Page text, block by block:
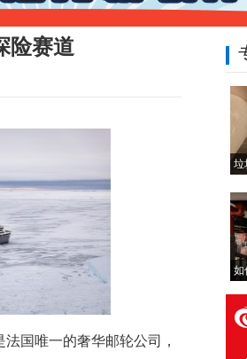
险赛道
国唯一的奢华邮轮公司，
垃
如